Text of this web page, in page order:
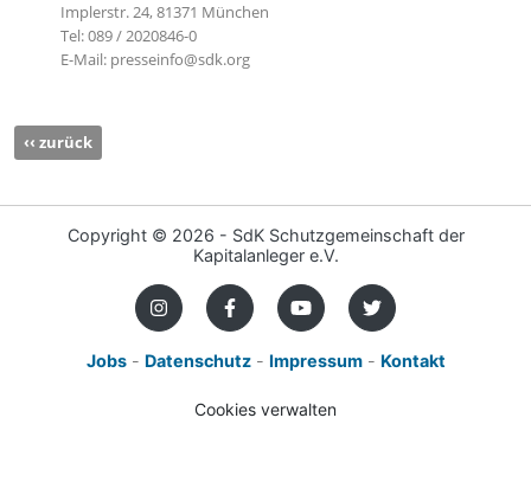
Implerstr. 24, 81371 München
Tel: 089 / 2020846-0
E-Mail: presseinfo@sdk.org
‹‹ zurück
Copyright © 2026 - SdK Schutzgemeinschaft der
Kapitalanleger e.V.
Jobs- Datenschutz- Impressum- Kontakt
Cookies verwalten